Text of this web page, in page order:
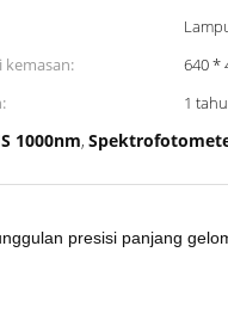
kemasan:
640 *
1
1000nm,
presisi panjang